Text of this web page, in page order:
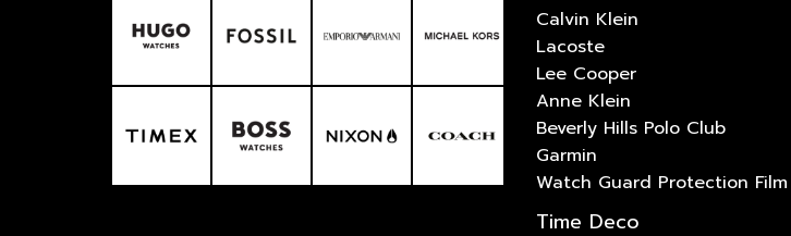
Calvin Klein
Lacoste
Lee Cooper
Anne Klein
Beverly Hills Polo Club
Garmin
Watch Guard Protection Film
Time Deco